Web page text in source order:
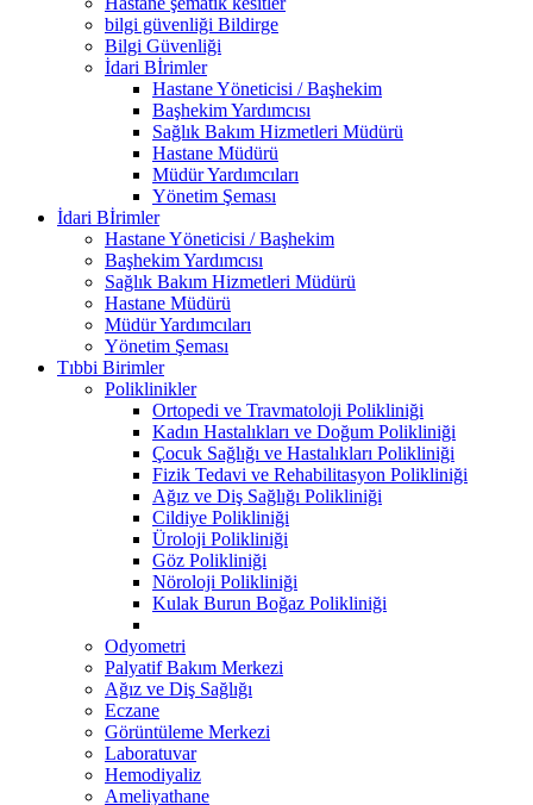
bilgi güvenliği Bildirge
Bilgi Güvenliği
İdari Bİrimler
Hastane Yöneticisi / Başhekim
Başhekim Yardımcısı
Sağlık Bakım Hizmetleri Müdürü
Hastane Müdürü
Müdür Yardımcıları
Yönetim Şeması
İdari Bİrimler
Hastane Yöneticisi / Başhekim
Başhekim Yardımcısı
Sağlık Bakım Hizmetleri Müdürü
Hastane Müdürü
Müdür Yardımcıları
Yönetim Şeması
Tıbbi Birimler
Poliklinikler
Ortopedi ve Travmatoloji Polikliniği
Kadın Hastalıkları ve Doğum Polikliniği
Çocuk Sağlığı ve Hastalıkları Polikliniği
Fizik Tedavi ve Rehabilitasyon Polikliniği
Ağız ve Diş Sağlığı Polikliniği
Cildiye Polikliniği
Üroloji Polikliniği
Göz Polikliniği
Nöroloji Polikliniği
Kulak Burun Boğaz Polikliniği
Odyometri
Palyatif Bakım Merkezi
Ağız ve Diş Sağlığı
Eczane
Görüntüleme Merkezi
Laboratuvar
Hemodiyaliz
Ameliyathane